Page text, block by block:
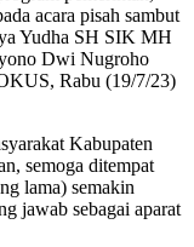
acara pisah sambut
Yudha SH SIK MH
Dwi Nugroho
Rabu (19/7/23)
Kabupaten
semoga ditempat
lama) semakin
jawab sebagai aparat